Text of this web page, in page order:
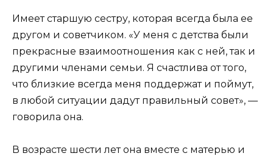
Имеет старшую сестру, которая всегда была ее
другом и советчиком. «У меня с детства были
прекрасные взаимоотношения как с ней, так и
другими членами семьи. Я счастлива от того,
что близкие всегда меня поддержат и поймут,
в любой ситуации дадут правильный совет», —
говорила она.
В возрасте шести лет она вместе с матерью и